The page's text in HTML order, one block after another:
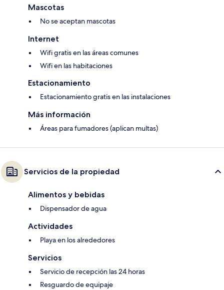
Mascotas
No se aceptan mascotas
Internet
Wifi gratis en las áreas comunes
Wifi en las habitaciones
Estacionamiento
Estacionamiento gratis en las instalaciones
Más información
Áreas para fumadores (aplican multas)
Servicios de la propiedad
Alimentos y bebidas
Dispensador de agua
Actividades
Playa en los alrededores
Servicios
Servicio de recepción las 24 horas
Resguardo de equipaje